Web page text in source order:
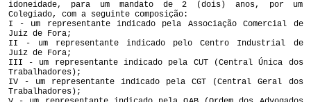
idoneidade, para um mandato de 2 (dois) anos, por um
Colegiado, com a seguinte composição:
I - um representante indicado pela Associação Comercial de
Juiz de Fora;
II - um representante indicado pelo Centro Industrial de
Juiz de Fora;
III - um representante indicado pela CUT (Central Única dos
Trabalhadores);
IV - um representante indicado pela CGT (Central Geral dos
Trabalhadores);